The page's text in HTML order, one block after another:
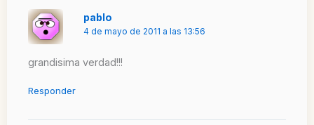
pablo
4 de mayo de 2011 a las 13:56
grandisima verdad!!!
Responder